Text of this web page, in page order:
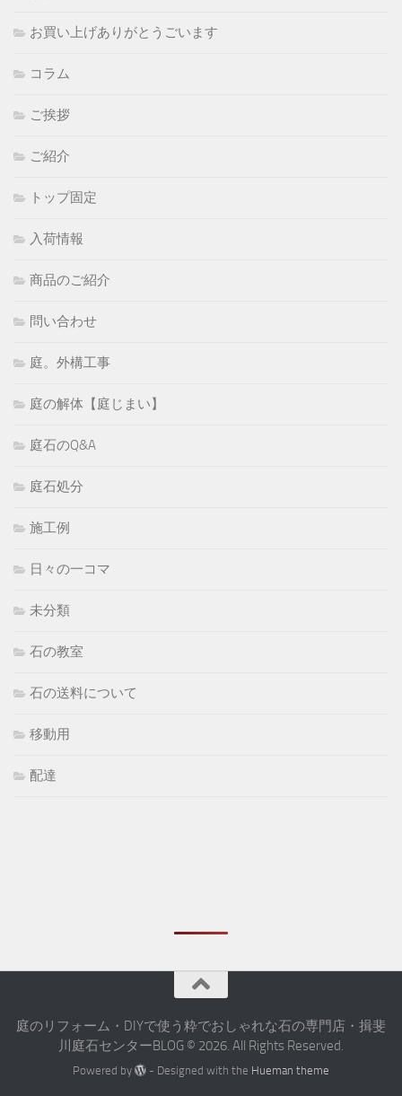
お買い上げありがとうごいます
コラム
ご挨拶
ご紹介
トップ固定
入荷情報
商品のご紹介
問い合わせ
庭。外構工事
庭の解体【庭じまい】
庭石のQ&A
庭石処分
施工例
日々の一コマ
未分類
石の教室
石の送料について
移動用
配達
庭のリフォーム・DIYで使う粋でおしゃれな石の専門店・揖斐
川庭石センターBLOG © 2026. All Rights Reserved.
Powered by - Designed with the Hueman theme